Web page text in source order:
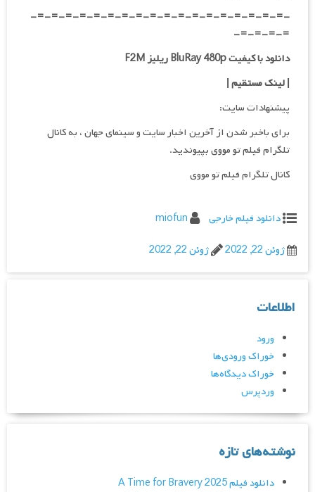
-=-=-=-=-=-=-=-=-=-=-=-=-=-=-=-=-=-=-
=-=-=-=-
دانلود با کیفیت BluRay 480p ریلیز F2M
| لینک مستقیم|
پیشنهادات سایت:
برای باخبر شدن از آخرین اخبار سایت و سینمای جهان ، به کانال
تلگرام فیلم تو مووی بپیوندید.
کانال تلگرام فیلم تو مووی
دانلود فیلم خارجی
miofun
ژوئن 22, 2022
ژوئن 22, 2022
اطلاعات
ورود
خوراک ورودی‌ها
خوراک دیدگاه‌ها
وردپرس
نوشته‌های تازه
دانلود فیلم A Time for Bravery 2025